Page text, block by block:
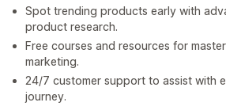
Spot trending products early with
product research.
Free courses and resources for
marketing.
24/7 customer support to assist with
journey.